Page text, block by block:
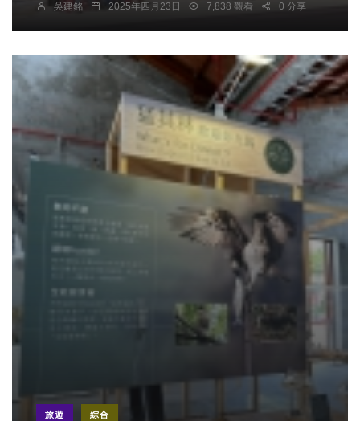
之間的交流與合作，培養孩子們的團隊精神和社會
責任感。
吳建銘 2025年四月23日 7,838 觀看 0 分享
旅遊 綜合